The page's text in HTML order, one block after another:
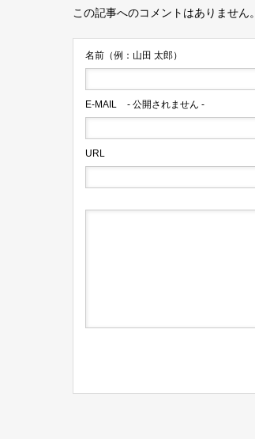
この記事へのコメントはありません。
名前（例：山田 太郎）
E-MAIL - 公開されません -
URL